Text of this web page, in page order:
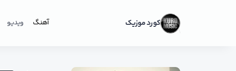
کورد موزیک آهنگ ویدیو